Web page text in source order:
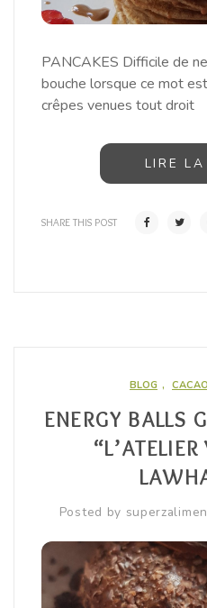
PANCAKES Difficile de
bouche lorsque ce mot
crêpes venues tout droit
LIRE
SHARE THIS POST
BLOG , CACAO
ENERGY BALLS
Posted by